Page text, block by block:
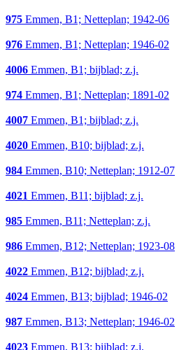
975 Emmen, B1; Netteplan; 1942-06
976 Emmen, B1; Netteplan; 1946-02
4006 Emmen, B1; bijblad; z.j.
974 Emmen, B1; Netteplan; 1891-02
4007 Emmen, B1; bijblad; z.j.
4020 Emmen, B10; bijblad; z.j.
984 Emmen, B10; Netteplan; 1912-07
4021 Emmen, B11; bijblad; z.j.
985 Emmen, B11; Netteplan; z.j.
986 Emmen, B12; Netteplan; 1923-08
4022 Emmen, B12; bijblad; z.j.
4024 Emmen, B13; bijblad; 1946-02
987 Emmen, B13; Netteplan; 1946-02
4023 Emmen, B13; bijblad; z.j.